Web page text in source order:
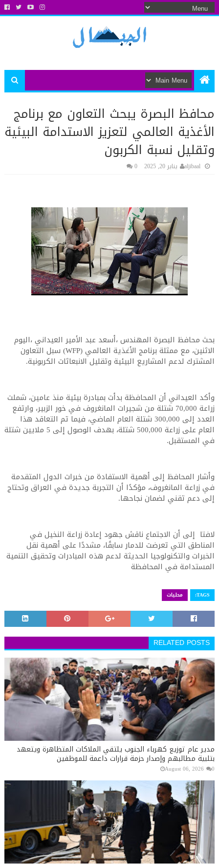
محافظ البصرة يبحث التعاون مع برنامج
الأغذية العالمي لتعزيز الاستدامة البيئية
وتقليل نسبة الكربون
aljibaal يناير 20, 2025 0
بحث محافظ البصرة المهندس ،أسعد عبد الأمير العيداني ،اليوم
الاثنين، مع ممثلة برنامج الأغذية العالمي (WFP) سبل التعاون
المشترك لدعم المشاريع البيئية وتقليل الانبعاثات الكربونية.
وأكد العيداني أن المحافظة بدأت بمبادرة بيئية منذ عامين، شملت
زراعة 70,000 شتلة من شجيرات المانغروف في خور الزبير، وارتفع
العدد إلى 300,000 شتلة العام الماضي، فيما تم التعاقد هذا
العام على زراعة 500,000 شتلة، بهدف الوصول إلى 5 ملايين شتلة
في المستقبل.
وأشار المحافظ إلى أهمية الاستفادة من خبرات الدول المتقدمة
في زراعة المانغروف، مؤكدًا أن التجربة جديدة في العراق وتحتاج
إلى دعم تقني لضمان نجاحها.
لافتا إلى أن الاجتماع ناقش جهود إعادة زراعة النخيل في
المناطق التي تعرضت للدمار سابقًا، مشددًا على أهمية نقل
الخبرات والتكنولوجيا الحديثة لدعم هذه المبادرات وتحقيق التنمية
المستدامة في المحافظة
TAGS: محليات
RELATED POSTS
مدير عام توزيع كهرباء الجنوب يلتقي الملاكات المتظاهرة ويتعهد
بتلبية مطالبهم وإصدار حزمة قرارات داعمة للموظفين
August 06, 2026 0